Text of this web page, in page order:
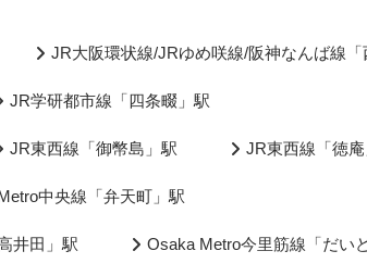
JR大阪環状線/JRゆめ咲線/阪神なんば線「
JR学研都市線「四条畷」駅
JR東西線「御幣島」駅 JR東西線「徳
中央線「弁天町」駅
井田」駅 Osaka Metro今里筋線「だい